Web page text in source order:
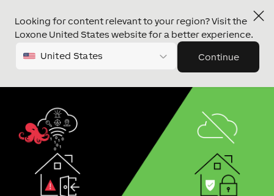
Looking for content relevant to your region? Visit the
Loxone United States website for a better experience.
United States Continue